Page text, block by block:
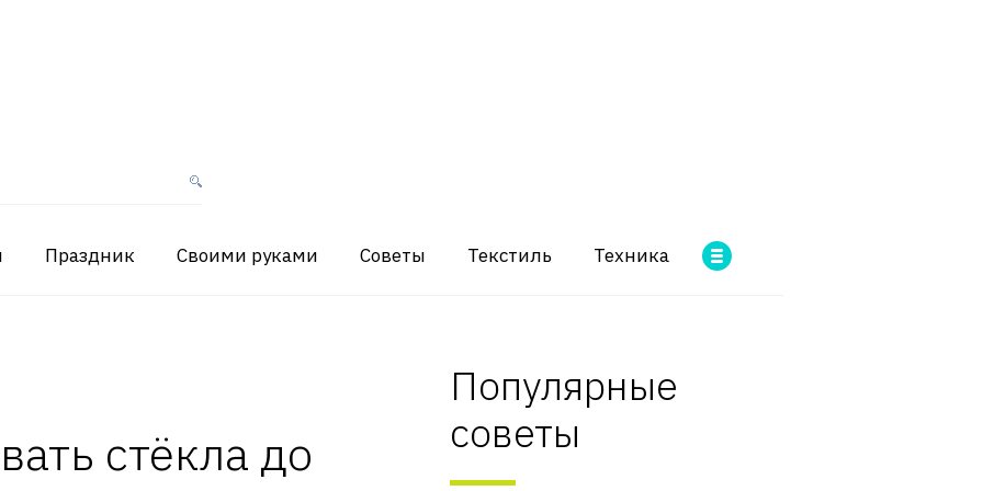
Праздник Своими руками Советы Текстиль Техника
стёкла до
Популярные
советы